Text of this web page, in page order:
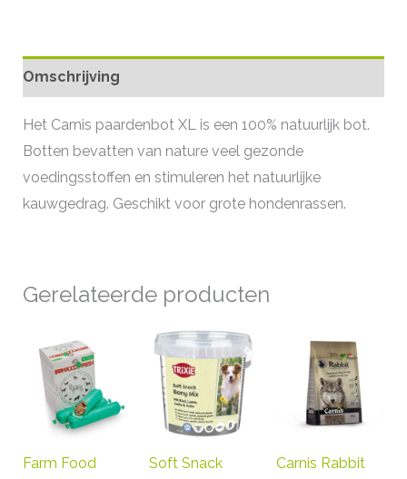
Omschrijving
Het Carnis paardenbot XL is een 100% natuurlijk bot.
Botten bevatten van nature veel gezonde
voedingsstoffen en stimuleren het natuurlijke
kauwgedrag. Geschikt voor grote hondenrassen.
Gerelateerde producten
Farm Food
Soft Snack
Carnis Rabbit